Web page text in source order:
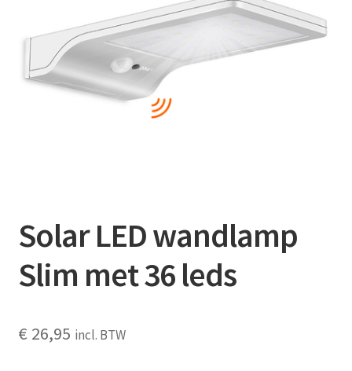
Contact
Booking Search
Solar LED wandlamp
Slim met 36 leds
€ 26,95 incl. BTW